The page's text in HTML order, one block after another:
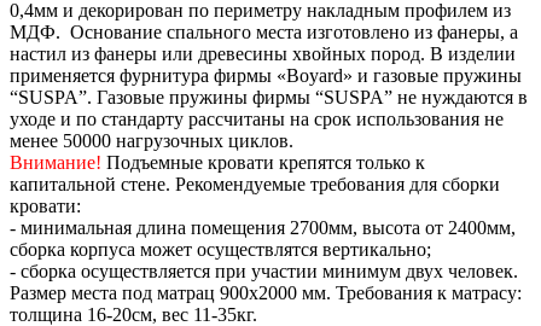
0,4мм и декорирован по периметру накладным профилем из
МДФ. Основание спального места изготовлено из фанеры, а
настил из фанеры или древесины хвойных пород. В изделии
применяется фурнитура фирмы «Boyard» и газовые пружины
“SUSPA”. Газовые пружины фирмы “SUSPA” не нуждаются в
уходе и по стандарту рассчитаны на срок использования не
менее 50000 нагрузочных циклов.
Внимание! Подъемные кровати крепятся только к
капитальной стене. Рекомендуемые требования для сборки
кровати:
- минимальная длина помещения 2700мм, высота от 2400мм,
сборка корпуса может осуществлятся вертикально;
- сборка осуществляется при участии минимум двух человек.
Размер места под матрац 900х2000 мм. Требования к матрасу:
толщина 16-20см, вес 11-35кг.